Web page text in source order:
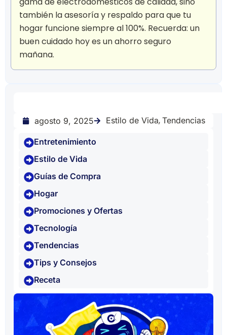
también la asesoría y respaldo para que tu
hogar funcione siempre al 100%. Recuerda: un
buen cuidado hoy es un ahorro seguro
mañana.
agosto 9, 2025 Estilo de Vida, Tendencias
Entretenimiento
Estilo de Vida
Guías de Compra
Hogar
Promociones y Ofertas
Tecnología
Tendencias
Tips y Consejos
Receta